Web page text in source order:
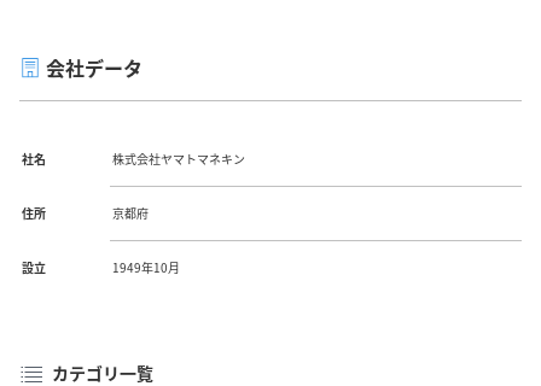
会社データ
社名 株式会社ヤマトマネキン
住所 京都府
設立 1949年10月
カテゴリ一覧